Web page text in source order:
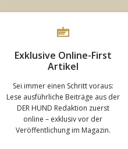
Exklusive Online-First
Artikel
Sei immer einen Schritt voraus:
Lese ausführliche Beiträge aus der
DER HUND Redaktion zuerst
online – exklusiv vor der
Veröffentlichung im Magazin.